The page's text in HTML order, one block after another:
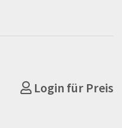
Login für Preis